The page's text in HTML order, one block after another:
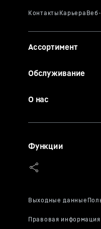
Ассортимент
Обслуживание
О нас
Функции